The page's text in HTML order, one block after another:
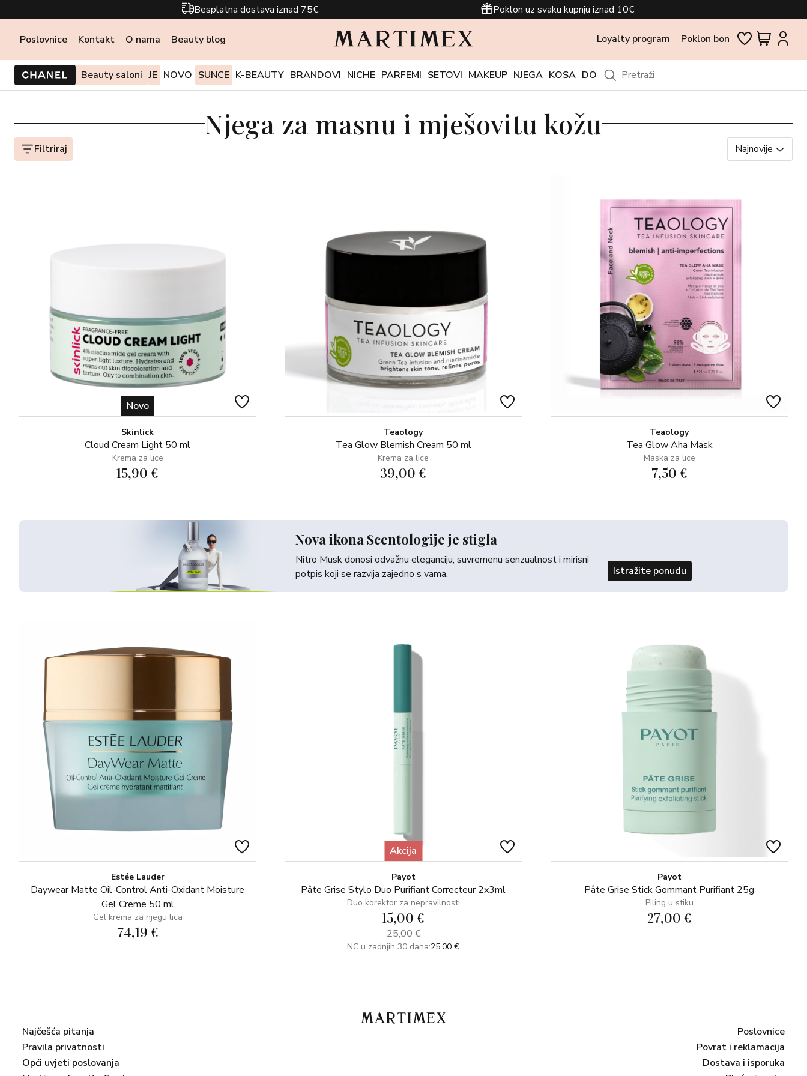
Besplatna dostava iznad 75€ Poklon uz svaku kupnju iznad 10€
Poslovnice Kontakt O nama Beauty blog Loyalty program Poklon bon
Beauty saloni
PONUDE I AKCIJE NOVO SUNCE K-BEAUTY BRANDOVI NICHE PARFEMI SETOVI MAKEUP NJEGA KOSA DODACI OUTLET
Njega za masnu i mješovitu kožu
Filtriraj Najnovije
Novo
Skinlick
Cloud Cream Light 50 ml
Krema za lice
15,90 €
Teaology
Tea Glow Blemish Cream 50 ml
Krema za lice
39,00 €
Nova ikona Scentologije je stigla
Nitro Musk donosi odvažnu eleganciju, suvremenu senzualnost i mirisni
potpis koji se razvija zajedno s vama.
Istražite ponudu
Teaology
Tea Glow Aha Mask
Maska za lice
7,50 €
Estée Lauder
Daywear Matte Oil-Control Anti-Oxidant Moisture
Gel Creme 50 ml
Gel krema za njegu lica
74,19 €
Akcija
Payot
Pâte Grise Stylo Duo Purifiant Correcteur 2x3ml
Duo korektor za nepravilnosti
15,00 €
25,00 €
NC u zadnjih 30 dana:25,00 €
Payot
Pâte Grise Stick Gommant Purifiant 25g
Piling u stiku
27,00 €
Najčešća pitanja
Pravila privatnosti
Opći uvjeti poslovanja
Poslovnice
Povrat i reklamacija
Dostava i isporuka